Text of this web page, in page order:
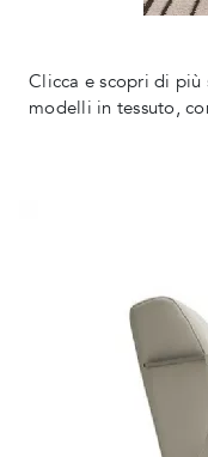
Clicca e scopri di più
modelli in tessuto,